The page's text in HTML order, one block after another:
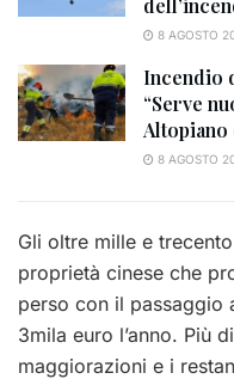
8 AGOSTO
Incendio
“Serve
Altopiano
8 AGOSTO
Gli oltre mille e
proprietà cinese che
perso con il passaggio
3mila euro l’anno. Più
maggiorazioni e i